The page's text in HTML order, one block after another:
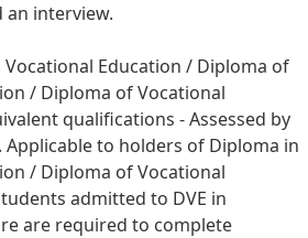
interview.
Vocational Education / Diploma of
/ Diploma of Vocational
qualifications - Assessed by
Applicable to holders of Diploma in
/ Diploma of Vocational
admitted to DVE in
are required to complete